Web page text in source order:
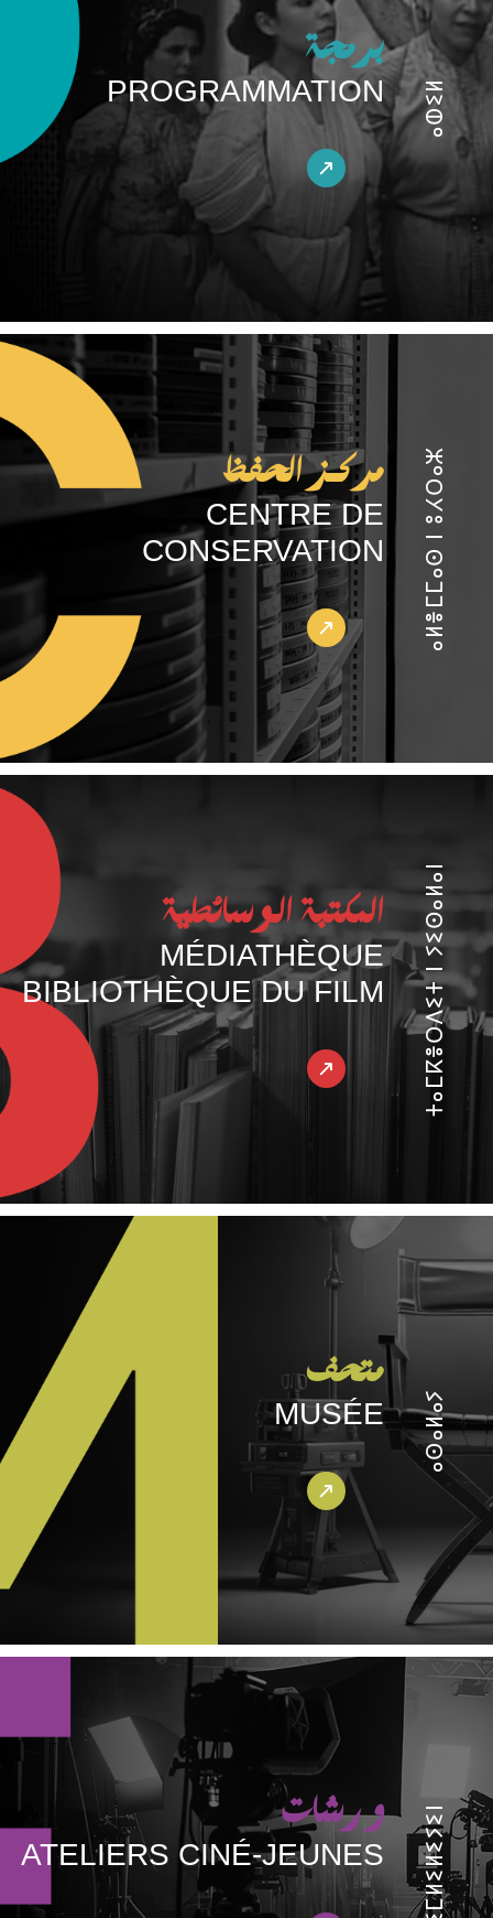
برمجة
PROGRAMMATION ⴰⵀⵉⵍ
مركـز الحفظ
CENTRE DE
CONSERVATION
ⴰⵍⴻⵎⵎⴰⵙ ⵏ ⵓⵃⵔⴰⵣ
المكتبة الوسائطية
MÉDIATHÈQUE
BIBLIOTHÈQUE DU FILM
ⵜⴰⵎⴽⴻⵔⴷⵉⵜ ⵏ ⵢⵉⵙⴰⵍⴰⵏ
متحف
MUSÉE ⴰⵙⴰⵍⴰⵢ
ورشات
ATELIERS CINÉ-JEUNES ⵜⵉⵎⵍⵉⵍⵉⵢⵉⵏ